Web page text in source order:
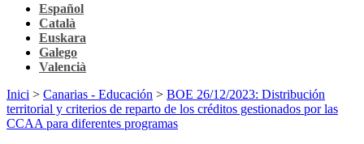
Español
Català
Euskara
Galego
Valencià
Inici > Canarias - Educación > BOE 26/12/2023: Distribución
territorial y criterios de reparto de los créditos gestionados por las
CCAA para diferentes programas